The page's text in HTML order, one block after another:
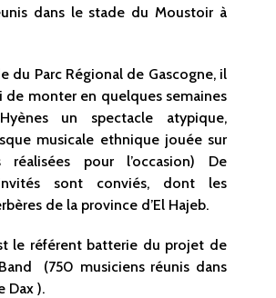
dans le stade du Moustoir à
du Parc Régional de Gascogne, il
de monter en quelques semaines
un spectacle atypique,
musicale ethnique jouée sur
réalisées pour l’occasion) De
sont conviés, dont les
de la province d’El Hajeb.
le référent batterie du projet de
(750 musiciens réunis dans
Dax ).